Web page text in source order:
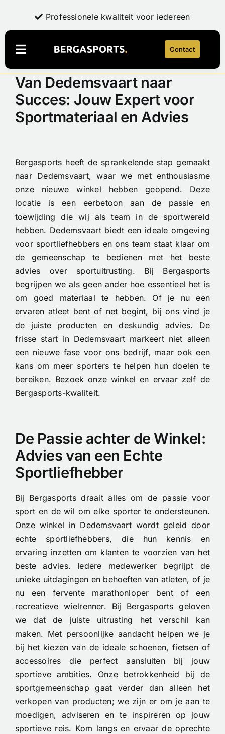
inhoud
Navigatie
Toggelen
Webshop
LaFuga
NEW
Over Bergasports
Contact
Persoonlijk advies en expertise
Professionele kwaliteit voor iedereen
Exclusieve, hoogwaardige producten
Persoonlijk advies en expertise
Professionele kwaliteit voor iedereen
Van Dedemsvaart naar
Succes: Jouw Expert voor
Sportmateriaal en Advies
Bergasports heeft de sprankelende stap gemaakt
naar Dedemsvaart, waar we met enthousiasme
onze nieuwe winkel hebben geopend. Deze
locatie is een eerbetoon aan de passie en
toewijding die wij als team in de sportwereld
hebben. Dedemsvaart biedt een ideale omgeving
voor sportliefhebbers en ons team staat klaar om
de gemeenschap te bedienen met het beste
advies over sportuitrusting. Bij Bergasports
begrijpen we als geen ander hoe essentieel het is
om goed materiaal te hebben. Of je nu een
ervaren atleet bent of net begint, bij ons vind je
de juiste producten en deskundig advies. De
frisse start in Dedemsvaart markeert niet alleen
een nieuwe fase voor ons bedrijf, maar ook een
kans om meer sporters te helpen hun doelen te
bereiken. Bezoek onze winkel en ervaar zelf de
Bergasports-kwaliteit.
De Passie achter de Winkel:
Advies van een Echte
Sportliefhebber
Bij Bergasports draait alles om de passie voor
sport en de wil om elke sporter te ondersteunen.
Onze winkel in Dedemsvaart wordt geleid door
echte sportliefhebbers, die hun kennis en
ervaring inzetten om klanten te voorzien van het
beste advies. Iedere medewerker begrijpt de
unieke uitdagingen en behoeften van atleten, of je
nu een fervente marathonloper bent of een
recreatieve wielrenner. Bij Bergasports geloven
we dat de juiste uitrusting het verschil kan
maken. Met persoonlijke aandacht helpen we je
bij het kiezen van de ideale schoenen, fietsen of
accessoires die perfect aansluiten bij jouw
sportieve ambities. Onze betrokkenheid bij de
sportgemeenschap gaat verder dan alleen het
verkopen van producten; we zijn er om je aan te
moedigen, adviseren en te inspireren op jouw
sportieve reis. Kom langs en ervaar de oprechte